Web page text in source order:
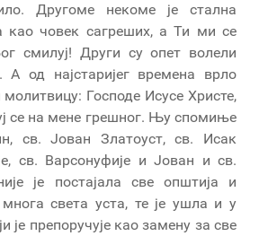
Другоме некоме је стална
као човек сагреших, а Ти ми се
смилуј! Други су опет волели
А од најстаријег времена врло
Господе Исусе Христе,
се на мене грешног. Њу спомиње
св. Јован Златоуст, св. Исак
св. Варсонуфије и Јован и св.
је постајала све општија и
многа света уста, те је ушла и у
је препоручује као замену за све